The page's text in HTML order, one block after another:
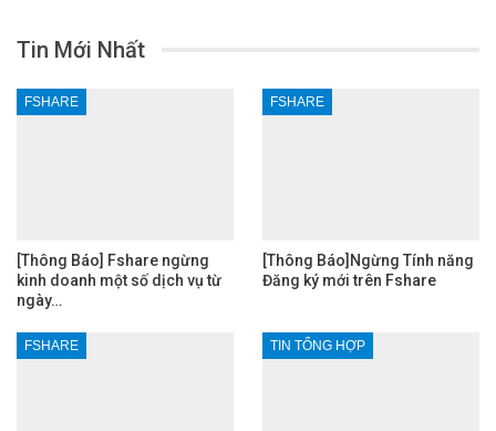
Tin Mới Nhất
FSHARE
[Thông Báo] Fshare ngừng
kinh doanh một số dịch vụ từ
ngày…
FSHARE
[Thông Báo]Ngừng Tính năng
Đăng ký mới trên Fshare
FSHARE TIN TỔNG HỢP